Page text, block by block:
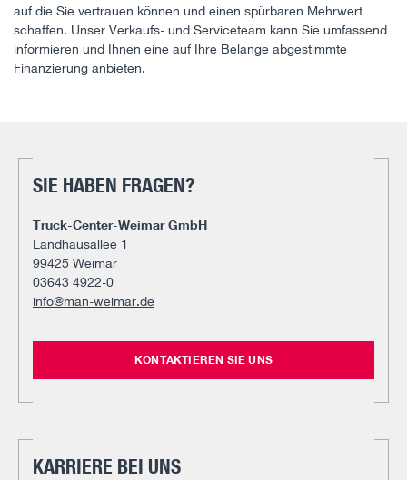
auf die Sie vertrauen können und einen spürbaren Mehrwert
schaffen. Unser Verkaufs- und Serviceteam kann Sie umfassend
informieren und Ihnen eine auf Ihre Belange abgestimmte
Finanzierung anbieten.
SIE HABEN FRAGEN?
Truck-Center-Weimar GmbH
Landhausallee 1
99425 Weimar
03643 4922-0
info@man-weimar.de
KONTAKTIEREN SIE UNS
KARRIERE BEI UNS